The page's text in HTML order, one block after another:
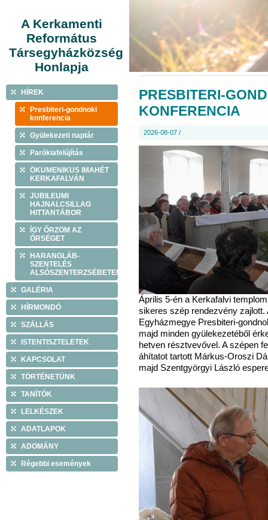
A Kerkamenti
Református
Társegyházközség
Honlapja
HÍREK
Presbiteri-gondnoki
konferencia
Gyülekezeti naptár
Parókiafelújítás
ÖKUMENIKUS IMAHÉT
KERKAFALVÁN
JUBILEUMI
HAJNALCSILLAG
HITTANTÁBOR
ÍGY ŐRZÖM AZ
ŐRSÉGET
HARANGLÁB-
SZENTELÉS
ALSÓSZENTERZSÉBETEN
GALÉRIA
HÍRMONDÓ
SZÁLLÁS
ISTENTISZTELETEK
KAPCSOLAT
TÖRTÉNETÜNK
TANÍTÓK
LELKÉSZEK
ADATLAPOK
ADOMÁNY
Régebbi események
PRESBITERI-
KONFERENCIA
2026-08-07 /
Április 5-én a Kerkafalvi
sikeres szép rendezvény
Egyházmegye Presbiteri-
majd minden gyülekezetéből
hetven résztvevővel. A szépen
áhítatot tartott Márkus-Oroszi
majd Szentgyörgyi László